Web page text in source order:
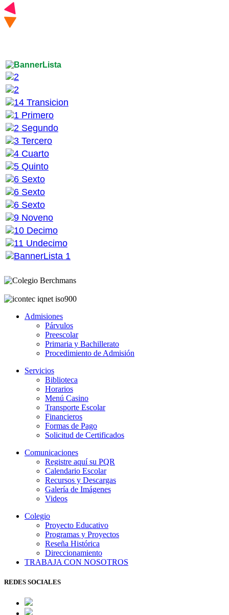
Admisiones
Párvulos
Preescolar
Primaria y Bachillerato
Procedimiento de Admisión
Servicios
Biblioteca
Horarios
Menú Casino
Transporte Escolar
Financieros
Formas de Pago
Solicitud de Certificados
Comunicaciones
Registre aquí su PQR
Calendario Escolar
Recursos y Descargas
Galería de Imágenes
Videos
Colegio
Proyecto Educativo
Programas y Proyectos
Reseña Histórica
Direccionamiento
TRABAJA CON NOSOTROS
REDES SOCIALES